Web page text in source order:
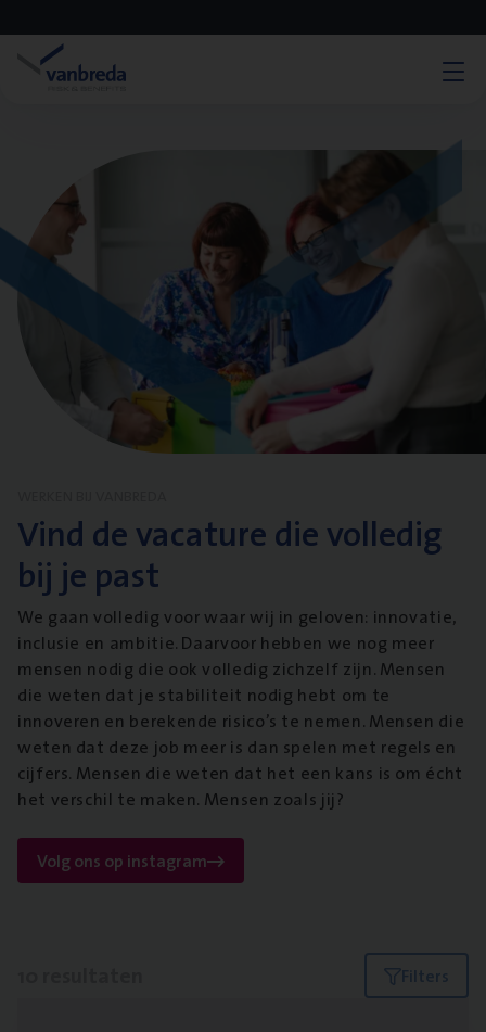
Vind de vacature die volledig
bij je past
We gaan volledig voor waar wij in geloven: innovatie,
inclusie en ambitie. Daarvoor hebben we nog meer
mensen nodig die ook volledig zichzelf zijn. Mensen
die weten dat je stabiliteit nodig hebt om te
innoveren en berekende risico’s te nemen. Mensen die
weten dat deze job meer is dan spelen met regels en
cijfers. Mensen die weten dat het een kans is om écht
het verschil te maken. Mensen zoals jij?
Volg ons op instagram
Filters